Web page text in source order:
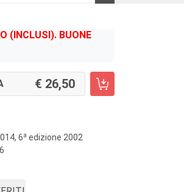
(INCLUSI). BUONE
26,50
6a edizione 2002